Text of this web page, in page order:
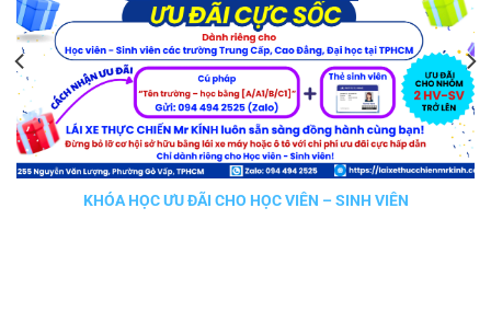
KHÓA HỌC ƯU ĐÃI CHO HỌC VIÊN – SINH VIÊN